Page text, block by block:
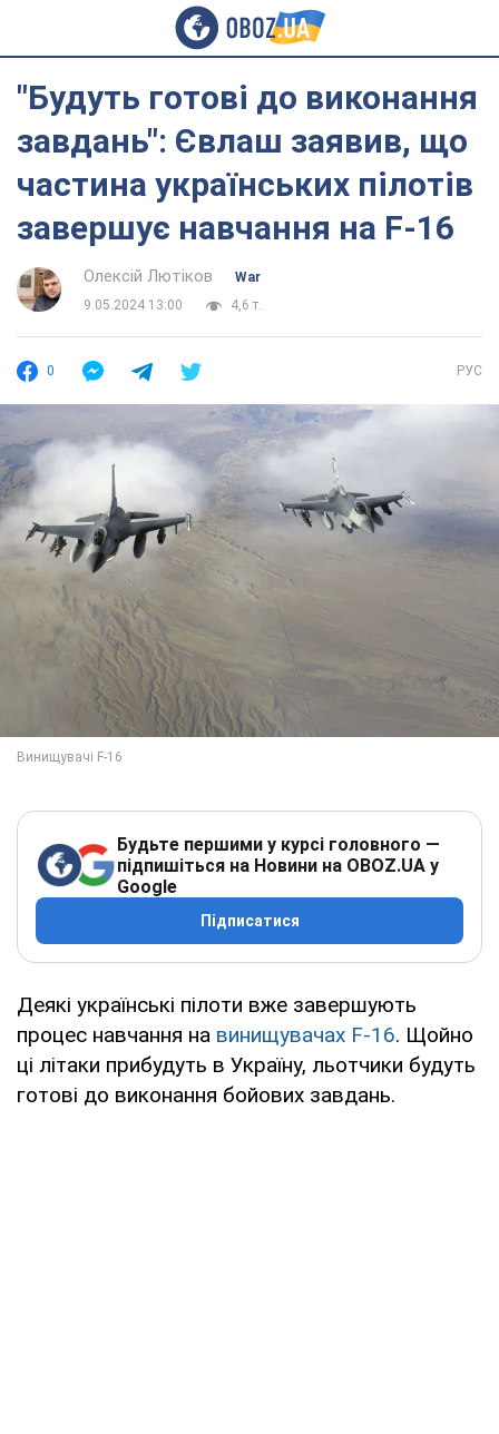
"Будуть готові до виконання
завдань": Євлаш заявив, що
частина українських пілотів
завершує навчання на F-16
Олексій Лютіков
War
9.05.2024 13:00
4,6 т.
0 РУС
Будьте першими у курсі головного —
підпишіться на Новини на OBOZ.UA у
Google
Підписатися
Деякі українські пілоти вже завершують
процес навчання на винищувачах F-16. Щойно
ці літаки прибудуть в Україну, льотчики будуть
готові до виконання бойових завдань.